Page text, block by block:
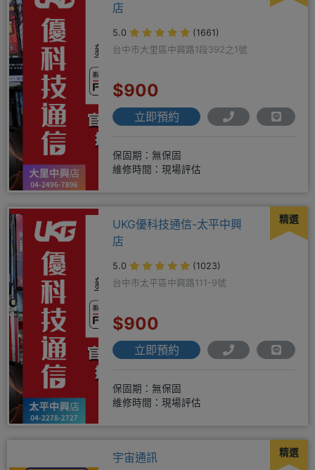
店
5.0
(1661)
台中市大里區中興路1段392之1號
$900
立即預約
保固期：無保固
維修時間：現場評估
精選
UKG優科技通信-太平中興
店
5.0
(1023)
台中市太平區中興路111-9號
$900
立即預約
保固期：無保固
維修時間：現場評估
精選
宇宙通訊